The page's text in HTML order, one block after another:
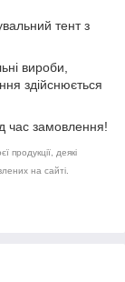
тент з
вироби,
здійснюється
час замовлення!
продукції, деякі
на сайті.